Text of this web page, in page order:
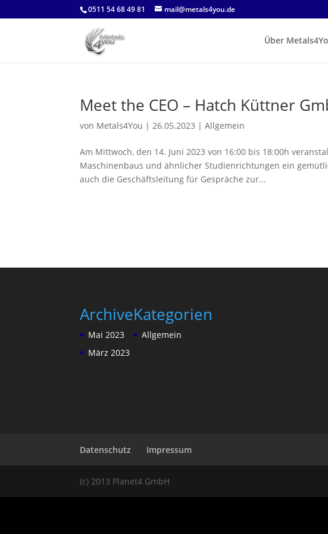
0511 54 68 49 81 mail@metals4you.de
Über
Meet the CEO – Hatch Küttner
von Metals4You |26.05.2023 |Allgemein
Am Mittwoch, den 14. Juni 2023 von 16:00 bis 18:00h
Maschinenbaus und ähnlicher Studienrichtungen ein
auch die Geschäftsleitung für Gespräche zur...
Archive
Mai 2023
März 2023
Kategorien
Allgemein
Datenschutz Impressum
(c) 2013 Planet4 GmbH